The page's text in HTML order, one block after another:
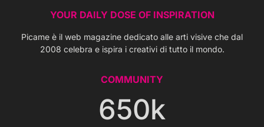
YOUR DAILY DOSE OF INSPIRATION
Picame è il web magazine dedicato alle arti visive che dal
2008 celebra e ispira i creativi di tutto il mondo.
COMMUNITY
650k